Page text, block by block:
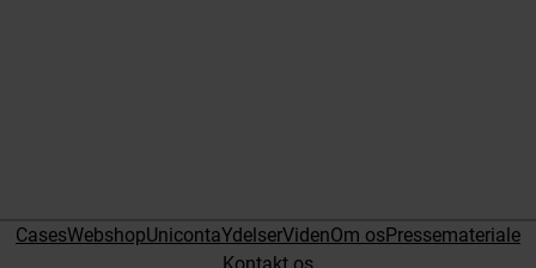
CasesWebshopUnicontaYdelserVidenOm osPressemateriale